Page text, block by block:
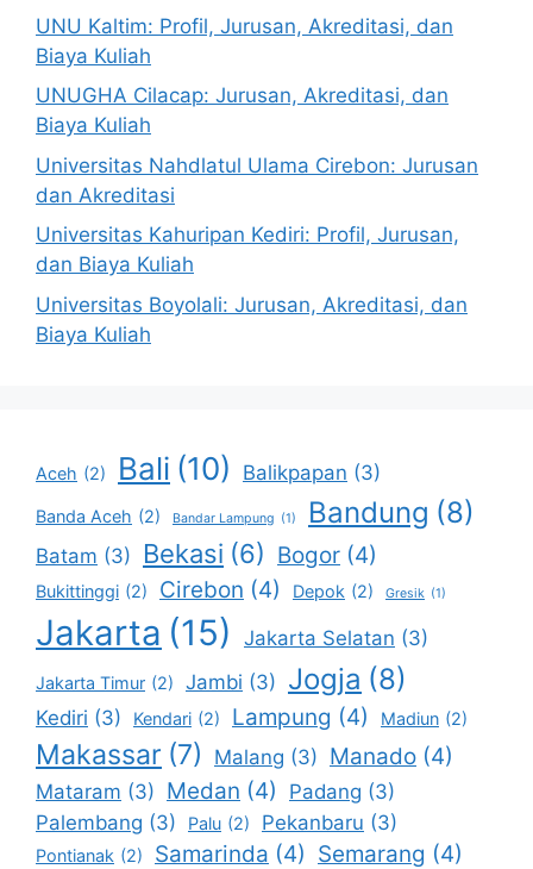
UNU Kaltim: Profil, Jurusan, Akreditasi, dan
Biaya Kuliah
UNUGHA Cilacap: Jurusan, Akreditasi, dan
Biaya Kuliah
Universitas Nahdlatul Ulama Cirebon: Jurusan
dan Akreditasi
Universitas Kahuripan Kediri: Profil, Jurusan,
dan Biaya Kuliah
Universitas Boyolali: Jurusan, Akreditasi, dan
Biaya Kuliah
Aceh (2) Bali (10) Balikpapan (3)
Banda Aceh (2) Bandar Lampung (1) Bandung (8)
Batam (3) Bekasi (6) Bogor (4)
Bukittinggi (2) Cirebon (4) Depok (2) Gresik (1)
Jakarta (15) Jakarta Selatan (3)
Jakarta Timur (2) Jambi (3) Jogja (8)
Kediri (3) Kendari (2) Lampung (4) Madiun (2)
Makassar (7) Malang (3) Manado (4)
Mataram (3) Medan (4) Padang (3)
Palembang (3) Palu (2) Pekanbaru (3)
Pontianak (2) Samarinda (4) Semarang (4)